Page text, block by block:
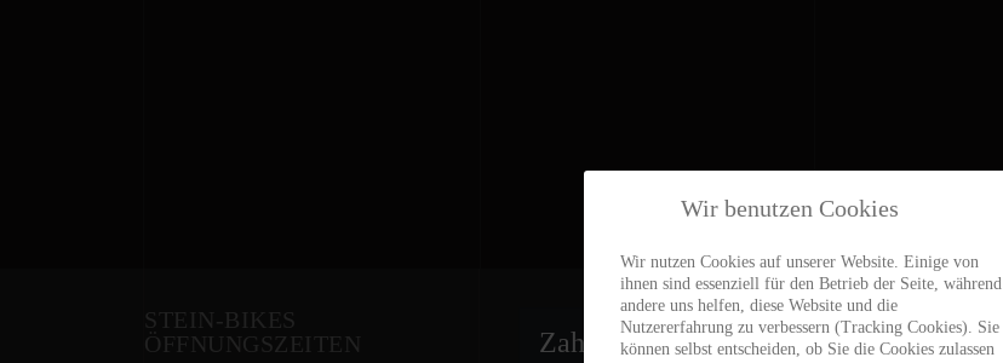
STEIN-BIKES
ÖFFNUNGSZEITEN
Zahlmöglichkeit
Wir benutzen Cookies
Wir nutzen Cookies auf unserer Website. Einige von
ihnen sind essenziell für den Betrieb der Seite, während
andere uns helfen, diese Website und die
Nutzererfahrung zu verbessern (Tracking Cookies). Sie
können selbst entscheiden, ob Sie die Cookies zulassen